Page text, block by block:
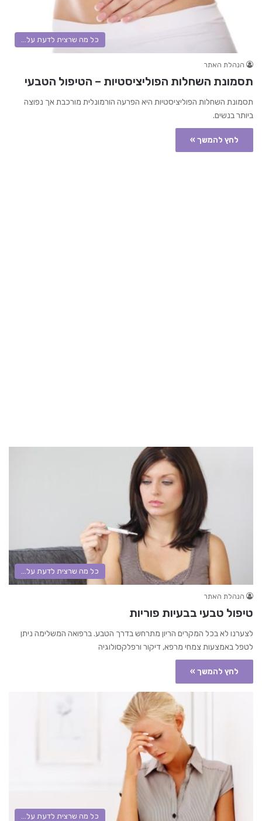
כל מה שרצית לדעת על...
הנהלת האתר
תסמונת השחלות הפוליציסטיות – הטיפול הטבעי
תסמונת השחלות הפוליציסטיות היא הפרעה הורמונלית מורכבת אך נפוצה
ביותר בנשים.
לחץ להמשך »
כל מה שרצית לדעת על...
הנהלת האתר
טיפול טבעי בבעיות פוריות
לצערנו לא בכל המקרים הריון מתרחש בדרך הטבע. ברפואה המשלימה ניתן
לטפל באמצעות צמחי מרפא, דיקור ורפלקסולוגיה
לחץ להמשך »
כל מה שרצית לדעת על...